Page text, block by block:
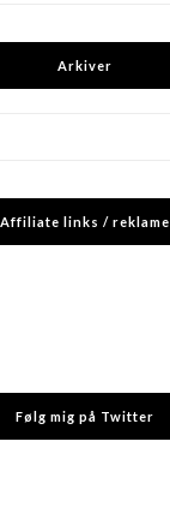
Arkiver
Affiliate links / reklame
Følg mig på Twitter